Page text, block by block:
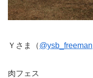
Ｙさま（@ysb_freeman
肉フェス